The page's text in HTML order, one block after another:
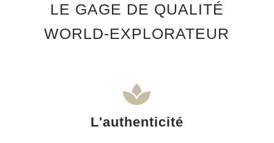
LE GAGE DE QUALITÉ
WORLD-EXPLORATEUR
L'authenticité